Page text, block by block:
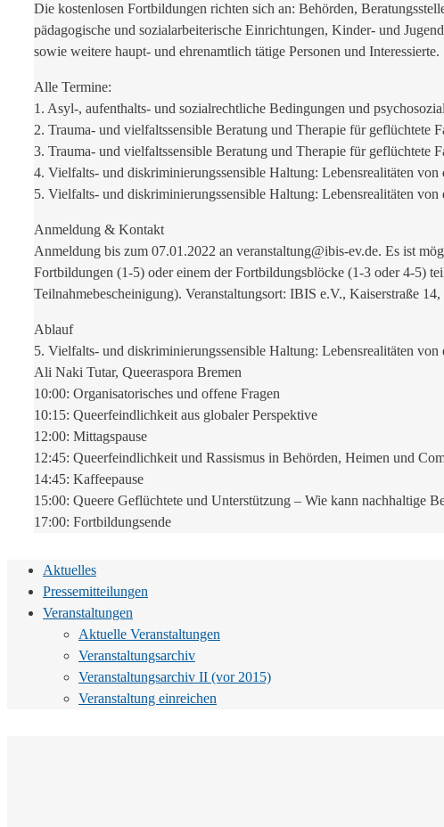
Die kostenlosen Fortbildungen richten sich an: Behörden,
pädagogische und sozialarbeiterische Einrichtungen, Kinder- und
sowie weitere haupt- und ehrenamtlich tätige Personen und Interessierte.
Alle Termine:
1. Asyl-, aufenthalts- und sozialrechtliche Bedingungen und
2. Trauma- und vielfaltssensible Beratung und Therapie für geflüchtete
3. Trauma- und vielfaltssensible Beratung und Therapie für geflüchtete
4. Vielfalts- und diskriminierungssensible Haltung: Lebensrealitäten
5. Vielfalts- und diskriminierungssensible Haltung: Lebensrealitäten
Anmeldung & Kontakt
Anmeldung bis zum 07.01.2022 an veranstaltung@ibis-ev.de. Es ist
Fortbildungen (1-5) oder einem der Fortbildungsblöcke (1-3 oder 4-5)
Teilnahmebescheinigung). Veranstaltungsort: IBIS e.V., Kaiserstraße
Ablauf
5. Vielfalts- und diskriminierungssensible Haltung: Lebensrealitäten
Ali Naki Tutar, Queeraspora Bremen
10:00: Organisatorisches und offene Fragen
10:15: Queerfeindlichkeit aus globaler Perspektive
12:00: Mittagspause
12:45: Queerfeindlichkeit und Rassismus in Behörden, Heimen und
14:45: Kaffeepause
15:00: Queere Geflüchtete und Unterstützung – Wie kann nachhaltige
17:00: Fortbildungsende
Aktuelles
Pressemitteilungen
Veranstaltungen
Aktuelle Veranstaltungen
Veranstaltungsarchiv
Veranstaltungsarchiv II (vor 2015)
Veranstaltung einreichen